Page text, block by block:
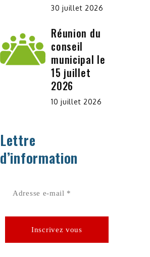
30 juillet 2026
Réunion du
conseil
municipal le
15 juillet
2026
10 juillet 2026
Lettre
d’information